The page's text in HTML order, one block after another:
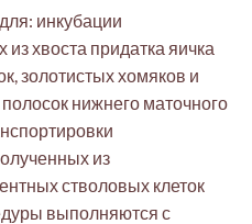
инкубации
хвоста придатка яичка
золотистых хомяков и
нижнего маточного
из
стволовых клеток
выполняются с